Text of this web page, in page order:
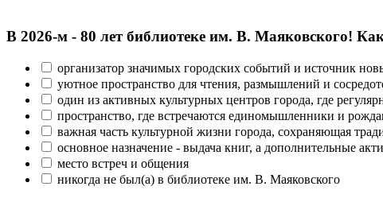
В 2026‑м - 80 лет библиотеке им. В. Маяковского!
организатор значимых городских событий и источник
уютное пространство для чтения, размышлений и
один из активных культурных центров города, где
пространство, где встречаются единомышленники и
важная часть культурной жизни города, сохраняющая
основное назначение - выдача книг, а дополнительные
место встреч и общения
никогда не был(а) в библиотеке им. В. Маяковского